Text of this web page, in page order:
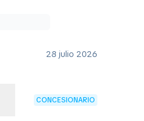
28 julio 2026
CONCESIONARIO